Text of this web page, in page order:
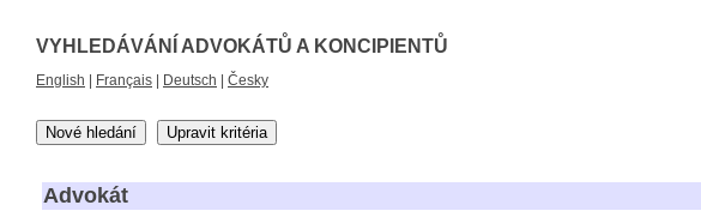
VYHLEDÁVÁNÍ ADVOKÁTŮ A KONCIPIENTŮ
English Français Deutsch Česky
Nové hledání Upravit kritéria
Advokát